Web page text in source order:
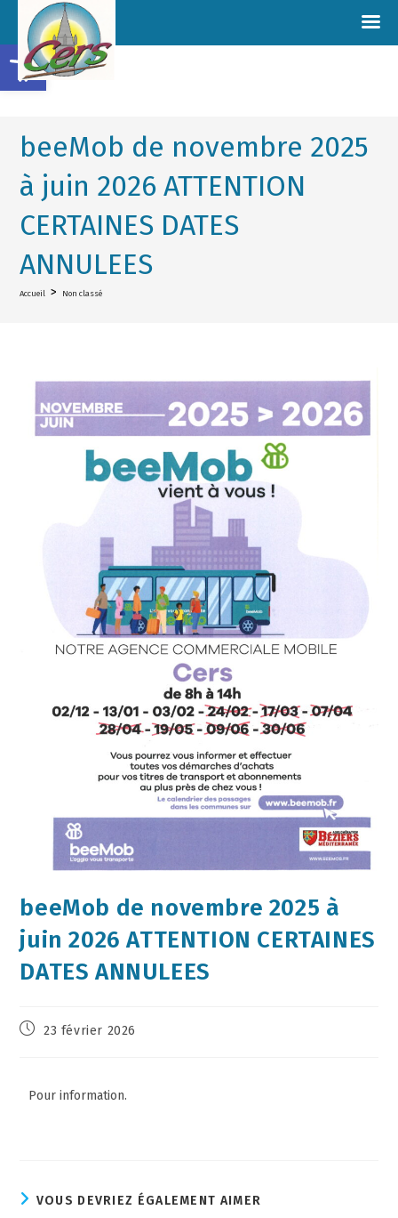
beeMob de novembre 2025
à juin 2026 ATTENTION
CERTAINES DATES
ANNULEES
Accueil > Non classé
beeMob de novembre 2025 à
juin 2026 ATTENTION CERTAINES
DATES ANNULEES
23 février 2026
Pour information.
VOUS DEVRIEZ ÉGALEMENT AIMER
Ouvrir la barre d’outils